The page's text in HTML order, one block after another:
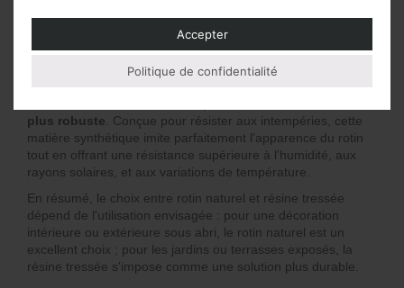
Le rotin naturel est idéal pour meubler des espaces
intérieurs grâce à sa capacité à ajouter une touche
chaleureuse et exotique. Toutefois,il nécessite une
protection contre l'humidité et les rayons UV s'il est
plus robuste . Conçue pour résister aux intempéries, cette
matière synthétique imite parfaitement l'apparence du rotin
tout en offrant une résistance supérieure à l'humidité, aux
rayons solaires, et aux variations de température.
En résumé, le choix entre rotin naturel et résine tressée
dépend de l'utilisation envisagée : pour une décoration
intérieure ou extérieure sous abri, le rotin naturel est un
excellent choix ; pour les jardins ou terrasses exposés, la
résine tressée s'impose comme une solution plus durable.
Accepter
Politique de confidentialité